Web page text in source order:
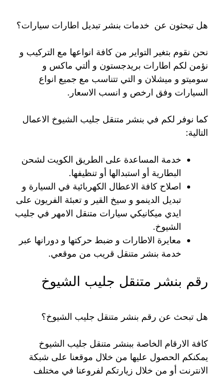
هل تبحثون عن خدمات بنشر تبديل اطارات سيارات؟
نحن نقوم بتغير التواير من كافة انواعها مع التركيب و
نؤمن لكم اطارات بريدجستون و ألتي ماكس و
سوميتو و ميشلان و التي تتناسب مع جميع انواع
السيارات وفق ارخص و انسب الاسعار.
كما نوفر لكم في بنشر متنقل جليب الشيوخ الاعمال
التالية:
خدمة المساعدة على الطريق الكويت لشحن
البطارية أو استبدالها أو تنظيفها.
اصلاح كافة الاعطال الكهربائية في السيارة و
تبديل الدينمو و سيخ القير و تعبئة الفريون على
ايدي ميكانيكي سيارات متنقل الامهر في جليب
الشيوخ.
معايرة الاطارات و ضبط حركتها و دورانها عبر
خدمة بنشر متنقل قريب من موقعي.
رقم بنشر متنقل جليب الشيوخ
هل تبحث عن رقم بنشر متنقل جليب الشيوخ؟
كافة الارقام الخاصة ببنشر متنقل جليب الشيوخ
يمكنكم الحصول عليها من خلال موقعنا على شبكة
الانترنت أو من خلال زيارتكم لفروعنا في مختلف